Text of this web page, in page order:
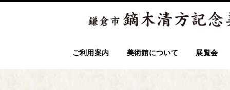
ご利用案内 美術館について 展覧会